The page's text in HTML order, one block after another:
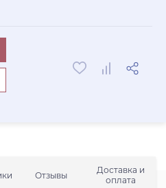
Отзывы
Доставка и
оплата